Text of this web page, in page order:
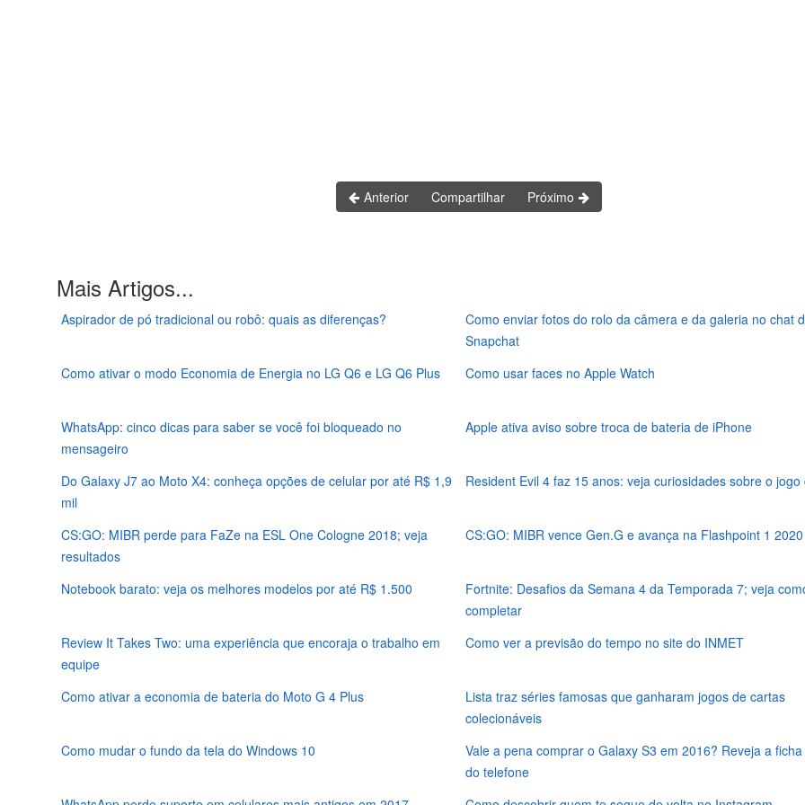
Anterior Compartilhar Próximo
Mais Artigos...
Aspirador de pó tradicional ou robô: quais as diferenças?
Como enviar fotos do rolo da câmera e da galeria no chat
Snapchat
Como ativar o modo Economia de Energia no LG Q6 e LG Q6 Plus
Como usar faces no Apple Watch
WhatsApp: cinco dicas para saber se você foi bloqueado no
mensageiro
Apple ativa aviso sobre troca de bateria de iPhone
Do Galaxy J7 ao Moto X4: conheça opções de celular por até R$ 1,9
mil
Resident Evil 4 faz 15 anos: veja curiosidades sobre o
CS:GO: MIBR perde para FaZe na ESL One Cologne 2018; veja
resultados
CS:GO: MIBR vence Gen.G e avança na Flashpoint 1 2020
Notebook barato: veja os melhores modelos por até R$ 1.500
Fortnite: Desafios da Semana 4 da Temporada 7; veja
completar
Review It Takes Two: uma experiência que encoraja o trabalho em
equipe
Como ver a previsão do tempo no site do INMET
Como ativar a economia de bateria do Moto G 4 Plus
Lista traz séries famosas que ganharam jogos de cartas
colecionáveis
Como mudar o fundo da tela do Windows 10
Vale a pena comprar o Galaxy S3 em 2016? Reveja a
do telefone